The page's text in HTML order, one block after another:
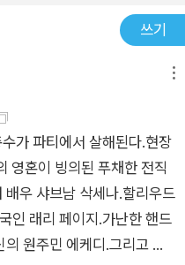
씨 같은 분이 그런 데 무슨 볼
럼의 삶이거든요. (…) 내 다
험하게 해줄 거예요.” “슬럼
을 경험하려면 그곳에서
쪽 비카스 스와
색채를 띤다. 그는 부정부패
있는 유일한 길은 바로 시민
. 반면, 냉담과 무관심으로서
린 매도를 가능하게 하는 것
평등의 구현은 시민의 권리
통화 형식인지 모든 요소에
자승자박의 꼴이지만 원주
한 섬에서 탈출해 멋진 나라
한 현실은 너무나 가혹한 것
소안다만에 남아있는 원주
것이라고 한다. 150센티미
에서 멸종 위기에 처한 종족
인간의 모습을 보여준 캐릭
지. 그리고 또 한사람 미국
를 당한 줄도 모르고 최고
는 인도 사람들의 삶을 통해
강한 소설이고 그러면서 지
다 읽고나서 인도에 절대로
도 가고 싶은 생각이 반이다.
하고 신기한 힘을 가지고 있
슬램을 무대로 하고 여전히
전히 돈을 가진 힘있는 자들
자신의 부를 채우고여전히
비리와 횡포에 신음하며 살
태어나서 살아갈 수 있기만
던 저자에게 기대한 만큼의
게...리뷰를 하는 사람으로써
쓰기
가 파티에서 살해된다.현장
영혼이 빙의된 푸채한 전직
우 샤브남 삭세나.할리우드
인 래리 페이지.가난한 핸드
원주민 에케디.그리고 피